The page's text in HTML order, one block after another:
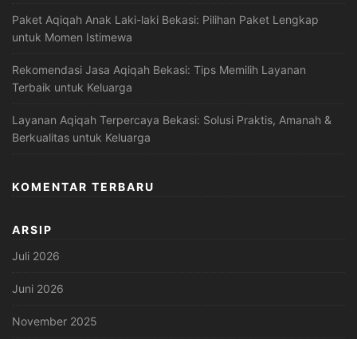
Paket Aqiqah Anak Laki-laki Bekasi: Pilihan Paket Lengkap
untuk Momen Istimewa
Rekomendasi Jasa Aqiqah Bekasi: Tips Memilih Layanan
Terbaik untuk Keluarga
Layanan Aqiqah Terpercaya Bekasi: Solusi Praktis, Amanah &
Berkualitas untuk Keluarga
KOMENTAR TERBARU
ARSIP
Juli 2026
Juni 2026
November 2025